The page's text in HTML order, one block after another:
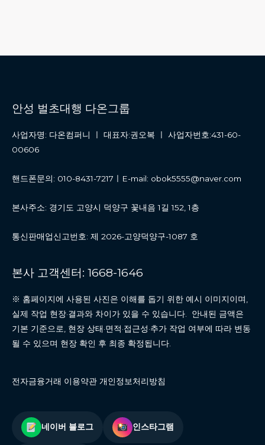
안성 벌초대행 다온그룹
사업자명: 다온컴퍼니 ㅣ 대표자:권오복 ㅣ 사업자번호:431-60-
00606
핸드폰문의: 010-8431-7217ㅣE-mail: obok5555@naver.com
본사주소: 경기도 고양시 덕양구 꽃내음 1길 152, 1층
통신판매업신고번호: 제 2026-고양덕양구-1087 호
본사 고객센터: 1668-1646
※ 홈페이지에 사용된 사진은 이해를 돕기 위한 예시 이미지이며,
실제 작업 현장·결과와 차이가 있을 수 있습니다. 안내된 금액은
기본 기준으로, 현장 상태·면적·접근성·추가 작업 여부에 따라 변동
될 수 있으며 현장 확인 후 최종 확정됩니다.
전자금융거래 이용약관 개인정보처리방침
네이버 블로그 인스타그램